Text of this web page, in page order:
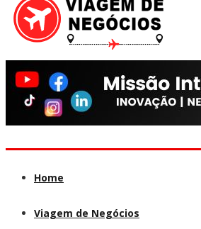
Home
Viagem de Negócios